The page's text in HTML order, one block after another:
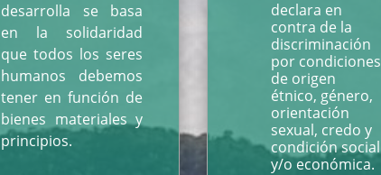
desarrolla se basa
en la solidaridad
que todos los seres
humanos debemos
tener en función de
bienes materiales y
principios.
declara en
contra de la
discriminación
por condiciones
de origen
étnico, género,
orientación
sexual, credo y
condición social
y/o económica.